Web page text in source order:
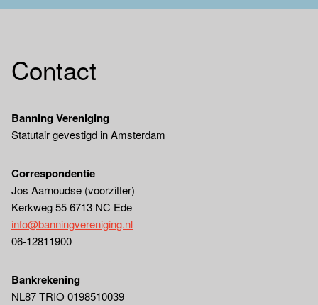
Contact
Banning Vereniging
Statutair gevestigd in Amsterdam
Correspondentie
Jos Aarnoudse (voorzitter)
Kerkweg 55 6713 NC Ede
info@banningvereniging.nl
06-12811900
Bankrekening
NL87 TRIO 0198510039